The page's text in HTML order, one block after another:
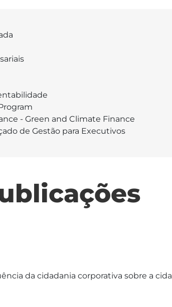
- Green and Climate Finance
de Gestão para Executivos
da cidadania corporativa sobre a